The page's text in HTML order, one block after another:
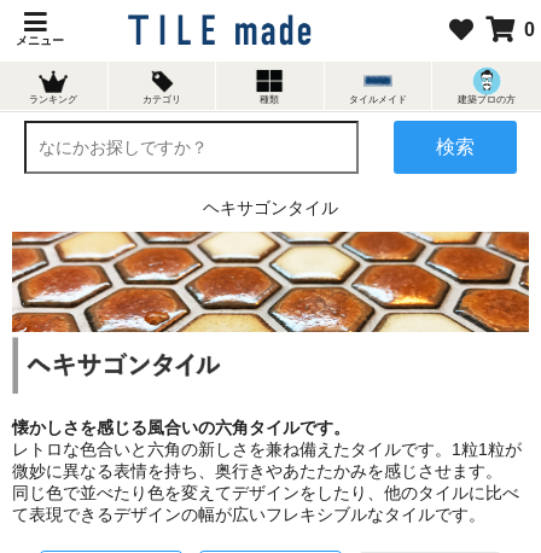
0
メニュー
ランキング カテゴリ 種類 タイルメイド 建築プロの方
検索
ヘキサゴンタイル
懐かしさを感じる風合いの六角タイルです。
レトロな色合いと六角の新しさを兼ね備えたタイルです。1粒1粒が
微妙に異なる表情を持ち、奥行きやあたたかみを感じさせます。
同じ色で並べたり色を変えてデザインをしたり、他のタイルに比べ
て表現できるデザインの幅が広いフレキシブルなタイルです。